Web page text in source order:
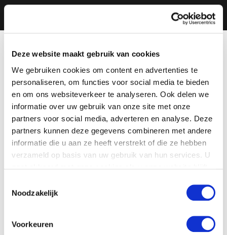
Deze website maakt gebruik van cookies
We gebruiken cookies om content en advertenties te
personaliseren, om functies voor social media te bieden
en om ons websiteverkeer te analyseren. Ook delen we
informatie over uw gebruik van onze site met onze
partners voor social media, adverteren en analyse. Deze
partners kunnen deze gegevens combineren met andere
informatie die u aan ze heeft verstrekt of die ze hebben
verzameld op basis van uw gebruik van hun services. U
Noodzakelijk
Voorkeuren